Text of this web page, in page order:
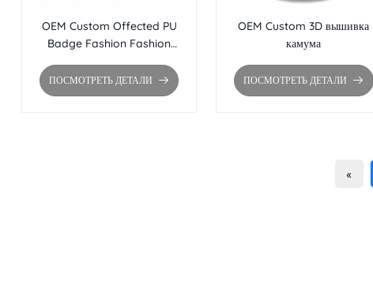
OEM Custom Offected PU
Badge Fashion Fashion
кепка с плоским краем
ПОСМОТРЕТЬ ДЕТАЛИ
OEM Custom 3D вышивка
камума
ПОСМОТРЕТЬ ДЕТАЛИ
«